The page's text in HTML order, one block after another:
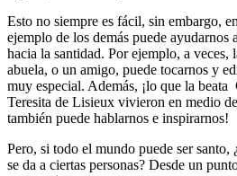
Esto no siempre es fácil, sin embargo,
ejemplo de los demás puede ayudarnos
hacia la santidad. Por ejemplo, a veces,
abuela, o un amigo, puede tocarnos y
muy especial. Además, ¡lo que la
Teresita de Lisieux vivieron en medio
también puede hablarnos e inspirarnos!
Pero, si todo el mundo puede ser santo,
se da a ciertas personas? Desde un